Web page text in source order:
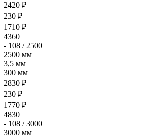
2420 ₽
230 ₽
1710 ₽
4360
- 108 / 2500
2500 мм
3,5 мм
300 мм
2830 ₽
230 ₽
1770 ₽
4830
- 108 / 3000
3000 мм